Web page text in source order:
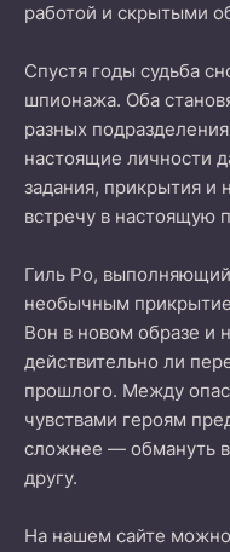
работой и скрытыми
Спустя годы судьба
шпионажа. Оба
разных
настоящие личности
задания, прикрытия и
встречу в настоящую
Гиль Ро,
необычным
Вон в новом образе и
действительно ли
прошлого. Между
чувствами героям
сложнее — обмануть
другу.
На нашем сайте можно